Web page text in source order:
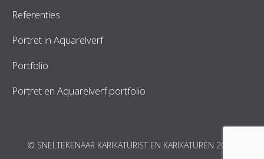
Referenties
Portret in Aquarelverf
Portfolio
Portret en Aquarelverf portfolio
© SNELTEKENAAR KARIKATURIST EN KARIKATUREN 2026.